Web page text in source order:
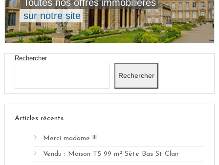
Toutes nos offres immobilières
sur notre site
Rechercher
Rechercher
Articles récents
Merci madame !!!
Vendu : Maison T5 99 m² Sète Bas St Clair